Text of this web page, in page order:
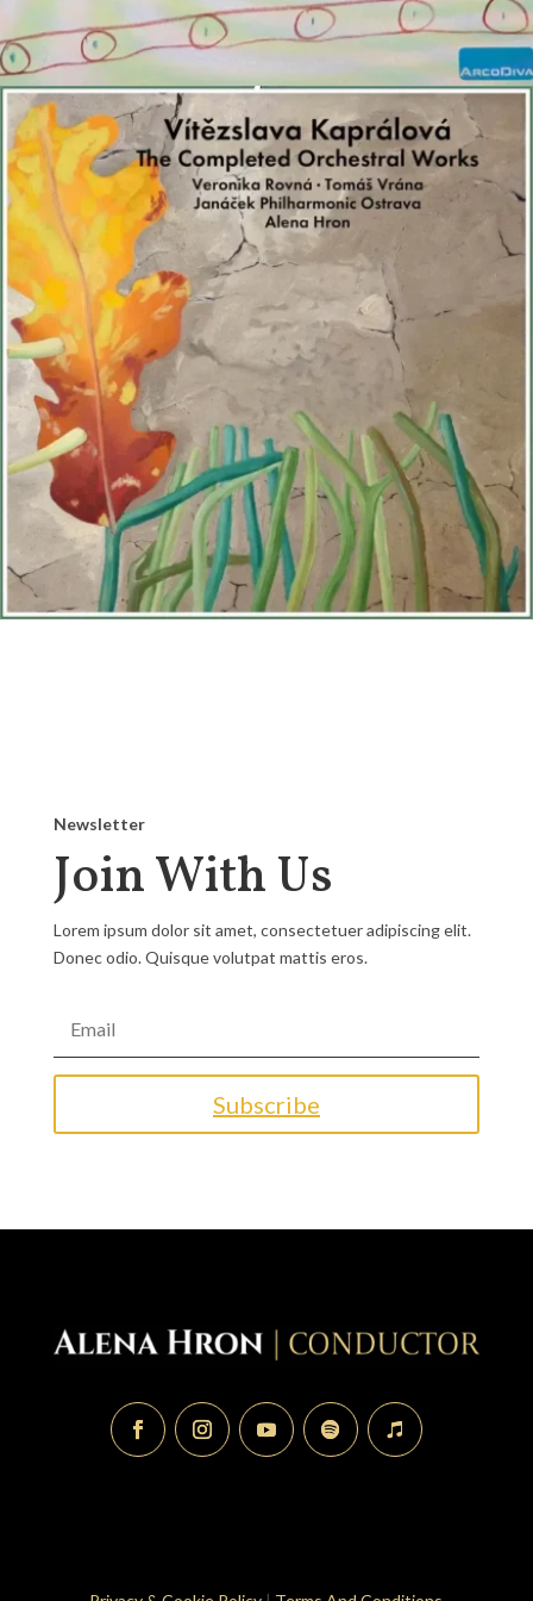
Newsletter
Join With Us
Lorem ipsum dolor sit amet, consectetuer adipiscing elit.
Donec odio. Quisque volutpat mattis eros.
Subscribe